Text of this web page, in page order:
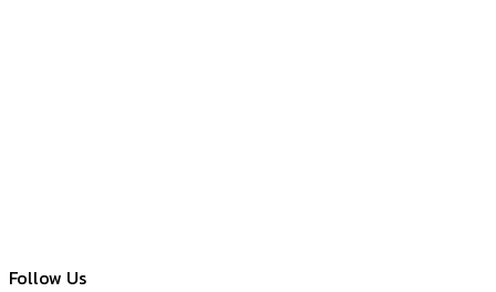
Follow Us